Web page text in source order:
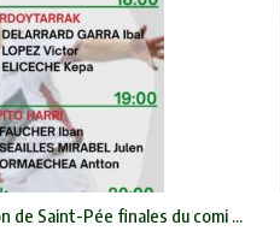
de Saint-Pée finales du comi ...